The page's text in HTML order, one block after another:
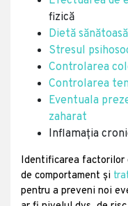
fizică
Dietă
Stresul
Controlarea
Controlarea
Eventuala
zaharat
Inflamația
Identificarea factorilor
de comportament și
pentru a preveni noi